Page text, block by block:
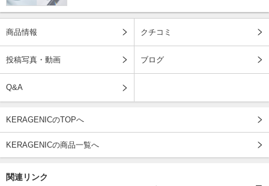
商品情報 クチコミ
投稿写真・動画 ブログ
Q&A
KERAGENICのTOPへ
KERAGENICの商品一覧へ
関連リンク